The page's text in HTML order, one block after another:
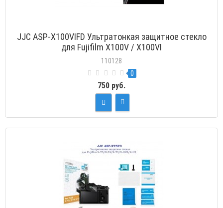
JJC ASP-X100VIFD Ультратонкая защитное стекло
для Fujifilm X100V / X100VI
110128
0
750 руб.